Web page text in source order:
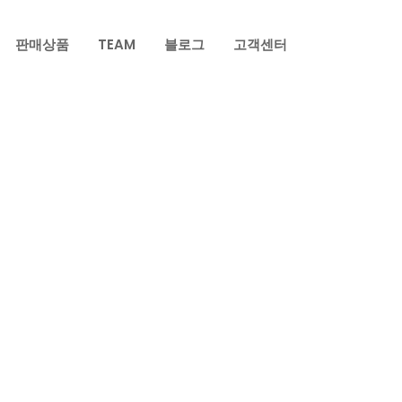
판매상품 TEAM 블로그 고객센터